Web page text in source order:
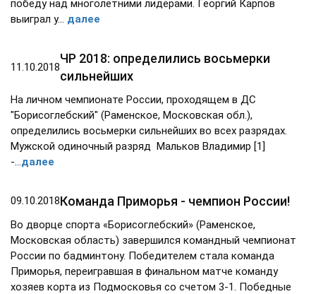
победу над многолетними лидерами. Георгий Карпов
выиграл у... далее
11.10.2018
ЧР 2018: определились восьмерки
сильнейших
На личном чемпионате России, проходящем в ДС
"Борисоглебский" (Раменское, Московская обл.),
определились восьмерки сильнейших во всех разрядах.
Мужской одиночный разряд Мальков Владимир [1]
-... далее
09.10.2018Команда Приморья - чемпион России!
Во дворце спорта «Борисоглебский» (Раменское,
Московская область) завершился командный чемпионат
России по бадминтону. Победителем стала команда
Приморья, переигравшая в финальном матче команду
хозяев корта из Подмосковья со счетом 3-1. Победные